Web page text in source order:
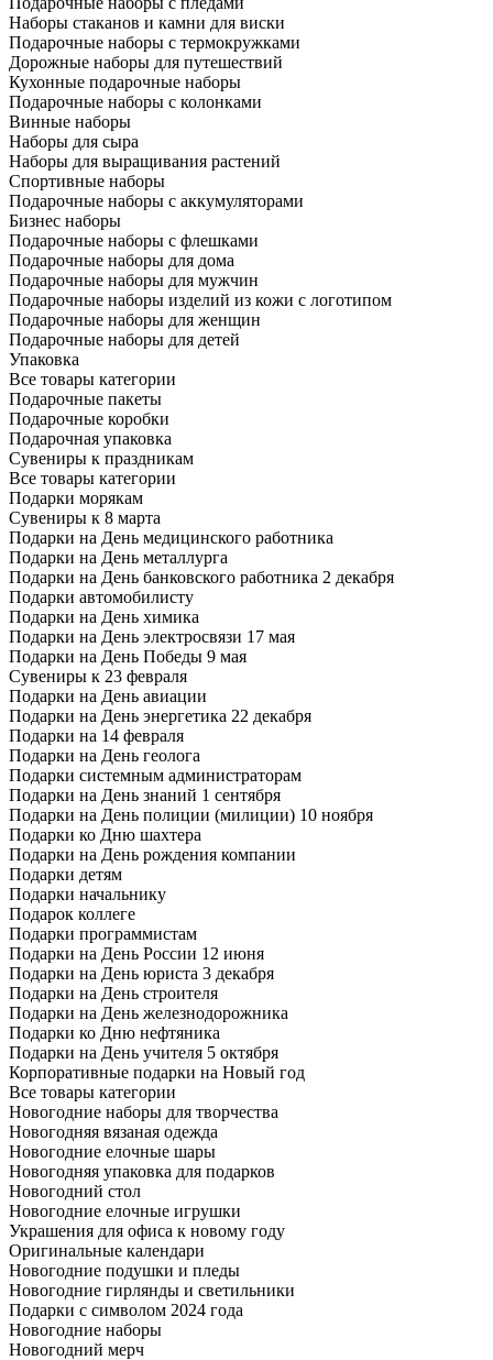
Наборы стаканов и камни для виски
Подарочные наборы с термокружками
Дорожные наборы для путешествий
Кухонные подарочные наборы
Подарочные наборы с колонками
Винные наборы
Наборы для сыра
Наборы для выращивания растений
Спортивные наборы
Подарочные наборы с аккумуляторами
Бизнес наборы
Подарочные наборы с флешками
Подарочные наборы для дома
Подарочные наборы для мужчин
Подарочные наборы изделий из кожи с логотипом
Подарочные наборы для женщин
Подарочные наборы для детей
Упаковка
Все товары категории
Подарочные пакеты
Подарочные коробки
Подарочная упаковка
Сувениры к праздникам
Все товары категории
Подарки морякам
Сувениры к 8 марта
Подарки на День медицинского работника
Подарки на День металлурга
Подарки на День банковского работника 2 декабря
Подарки автомобилисту
Подарки на День химика
Подарки на День электросвязи 17 мая
Подарки на День Победы 9 мая
Сувениры к 23 февраля
Подарки на День авиации
Подарки на День энергетика 22 декабря
Подарки на 14 февраля
Подарки на День геолога
Подарки системным администраторам
Подарки на День знаний 1 сентября
Подарки на День полиции (милиции) 10 ноября
Подарки ко Дню шахтера
Подарки на День рождения компании
Подарки детям
Подарки начальнику
Подарок коллеге
Подарки программистам
Подарки на День России 12 июня
Подарки на День юриста 3 декабря
Подарки на День строителя
Подарки на День железнодорожника
Подарки ко Дню нефтяника
Подарки на День учителя 5 октября
Корпоративные подарки на Новый год
Все товары категории
Новогодние наборы для творчества
Новогодняя вязаная одежда
Новогодние елочные шары
Новогодняя упаковка для подарков
Новогодний стол
Новогодние елочные игрушки
Украшения для офиса к новому году
Оригинальные календари
Новогодние подушки и пледы
Новогодние гирлянды и светильники
Подарки с символом 2024 года
Новогодние наборы
Новогодний мерч